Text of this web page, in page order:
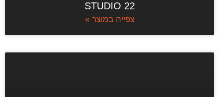
STUDIO 22
צפייה במוצר »